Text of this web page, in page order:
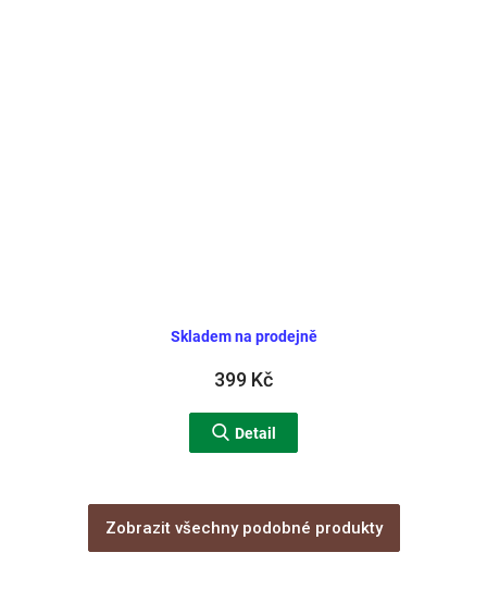
Skladem na prodejně
399 Kč
Detail
Zobrazit všechny podobné produkty